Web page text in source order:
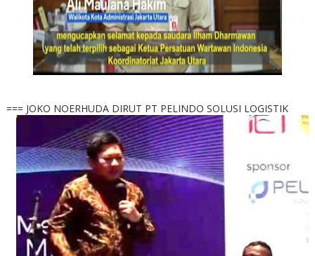
=== JOKO NOERHUDA DIRUT PT PELINDO SOLUSI LOGISTIK